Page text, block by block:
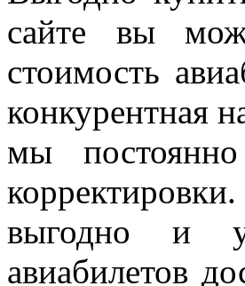
сайте вы
стоимость
конкурентная
мы
выгодно и
авиабилетов